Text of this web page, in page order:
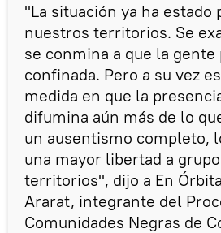
"La situación ya ha estado
nuestros territorios. Se
se conmina a que la gente
confinada. Pero a su vez
medida en que la
difumina aún más de lo
un ausentismo completo,
una mayor libertad a
territorios", dijo a En
Ararat, integrante del
Comunidades Negras de